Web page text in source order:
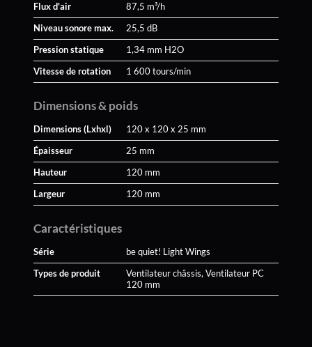
Flux d'air 87,5 m³/h
Niveau sonore max. 25,5 dB
Pression statique 1,34 mm H2O
Vitesse de rotation 1 600 tours/min
Dimensions & poids
Dimensions (Lxhxl) 120 x 120 x 25 mm
Épaisseur 25 mm
Hauteur 120 mm
Largeur 120 mm
Caractéristiques
Série be quiet! Light Wings
Types de produit
Ventilateur châssis, Ventilateur PC
120 mm